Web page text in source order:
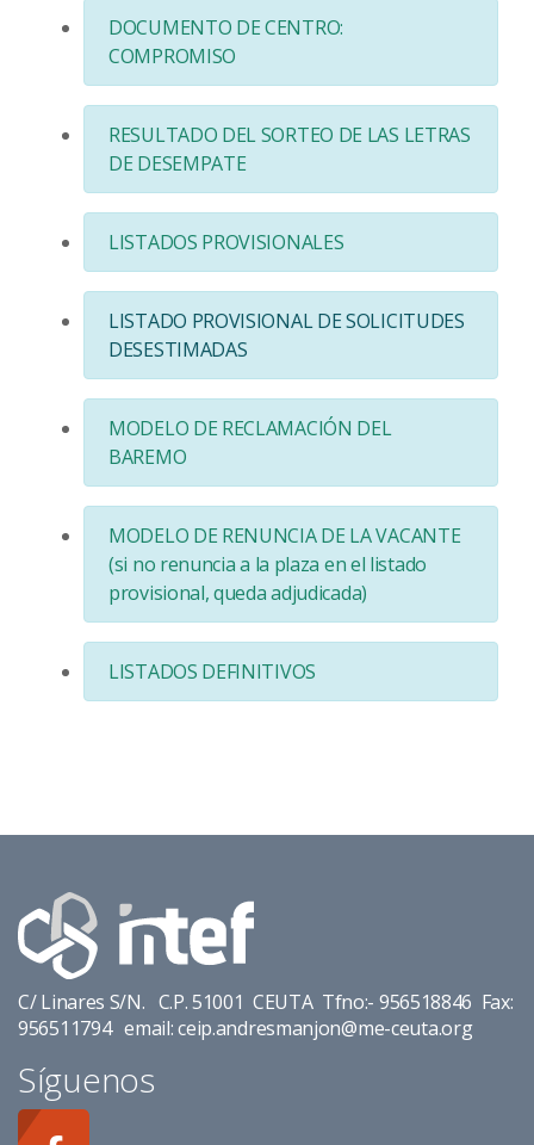
DOCUMENTO DE CENTRO:
COMPROMISO
RESULTADO DEL SORTEO DE LAS LETRAS
DE DESEMPATE
LISTADOS PROVISIONALES
LISTADO PROVISIONAL DE SOLICITUDES
DESESTIMADAS
MODELO DE RECLAMACIÓN DEL
BAREMO
MODELO DE RENUNCIA DE LA VACANTE
(si no renuncia a la plaza en el listado
provisional, queda adjudicada)
LISTADOS DEFINITIVOS
C/ Linares S/N. C.P. 51001 CEUTA Tfno:- 956518846 Fax:
956511794 email: ceip.andresmanjon@me-ceuta.org
Síguenos